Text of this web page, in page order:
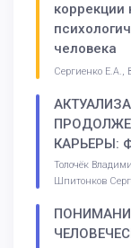
коррекции
человека
Сергиенко Е.А.,
КАРЬЕРЫ:
Толочёк
Шпитонков